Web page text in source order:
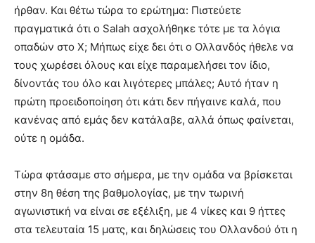
ήρθαν. Και θέτω τώρα το ερώτημα: Πιστεύετε
πραγματικά ότι ο Salah ασχολήθηκε τότε με τα λόγια
οπαδών στο X; Μήπως είχε δει ότι ο Ολλανδός ήθελε να
τους χωρέσει όλους και είχε παραμελήσει τον ίδιο,
δίνοντάς του όλο και λιγότερες μπάλες; Αυτό ήταν η
πρώτη προειδοποίηση ότι κάτι δεν πήγαινε καλά, που
κανένας από εμάς δεν κατάλαβε, αλλά όπως φαίνεται,
ούτε η ομάδα.
Τώρα φτάσαμε στο σήμερα, με την ομάδα να βρίσκεται
στην 8η θέση της βαθμολογίας, με την τωρινή
αγωνιστική να είναι σε εξέλιξη, με 4 νίκες και 9 ήττες
στα τελευταία 15 ματς, και δηλώσεις του Ολλανδού ότι η